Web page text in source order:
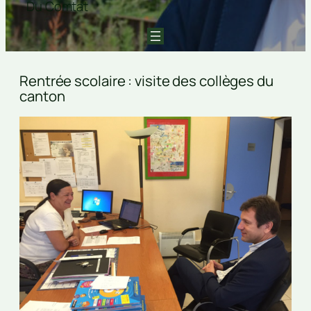
Du Comtat
Rentrée scolaire : visite des collèges du
canton